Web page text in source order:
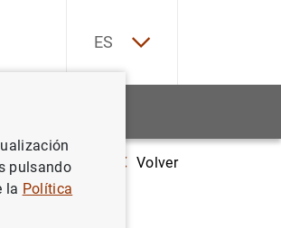
ES
clasificados para la segunda fase
Volver
pulsando
la Política